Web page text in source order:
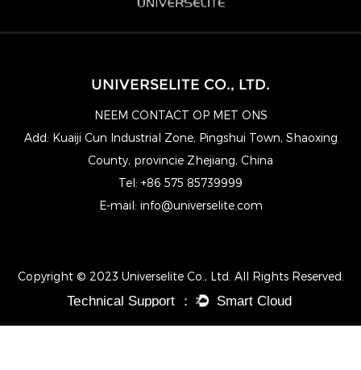
UNIVERSELITE CO., LTD.
NEEM CONTACT OP MET ONS
Add: Kuaiji Cun Industrial Zone, Pingshui Town, Shaoxing
County, provincie Zhejiang, China
Tel: +86 575 85739999
E-mail: info@universelite.com
Copyright © 2023 Universelite Co., Ltd. All Rights Reserved.